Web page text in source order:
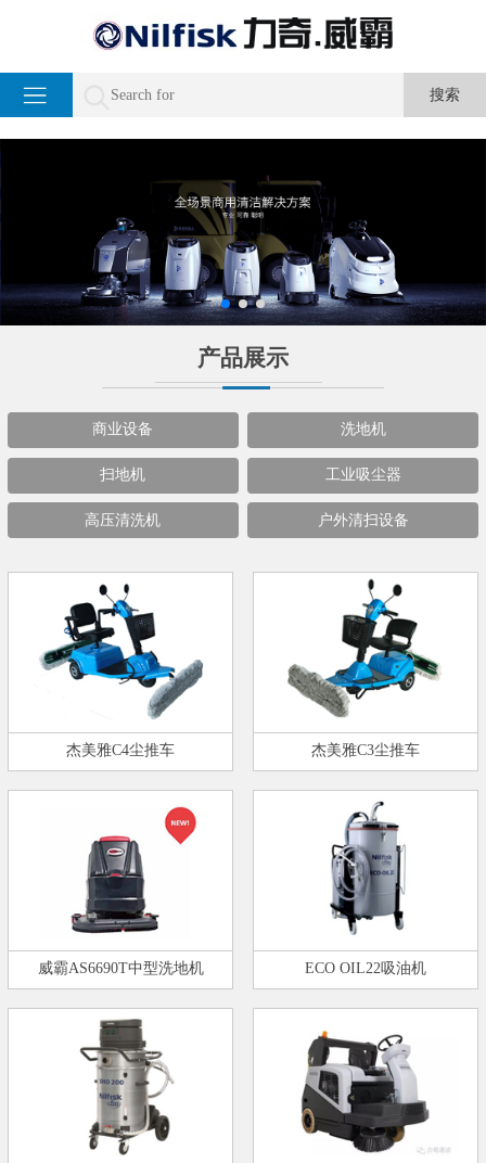
产品展示
商业设备 洗地机
扫地机 工业吸尘器
高压清洗机 户外清扫设备
杰美雅C4尘推车 杰美雅C3尘推车
威霸AS6690T中型洗地机 ECO OIL22吸油机